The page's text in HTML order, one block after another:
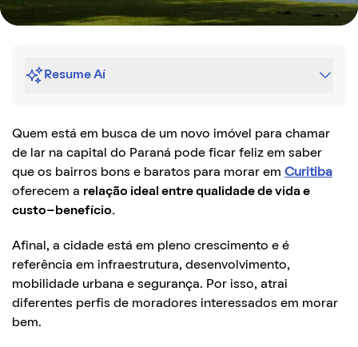
Resume Aí
Quem está em busca de um novo imóvel para chamar
de lar na capital do Paraná pode ficar feliz em saber
que os bairros bons e baratos para morar em Curitiba
oferecem a relação ideal entre qualidade de vida e
custo-benefício.
Afinal, a cidade está em pleno crescimento e é
referência em infraestrutura, desenvolvimento,
mobilidade urbana e segurança. Por isso, atrai
diferentes perfis de moradores interessados em morar
bem.